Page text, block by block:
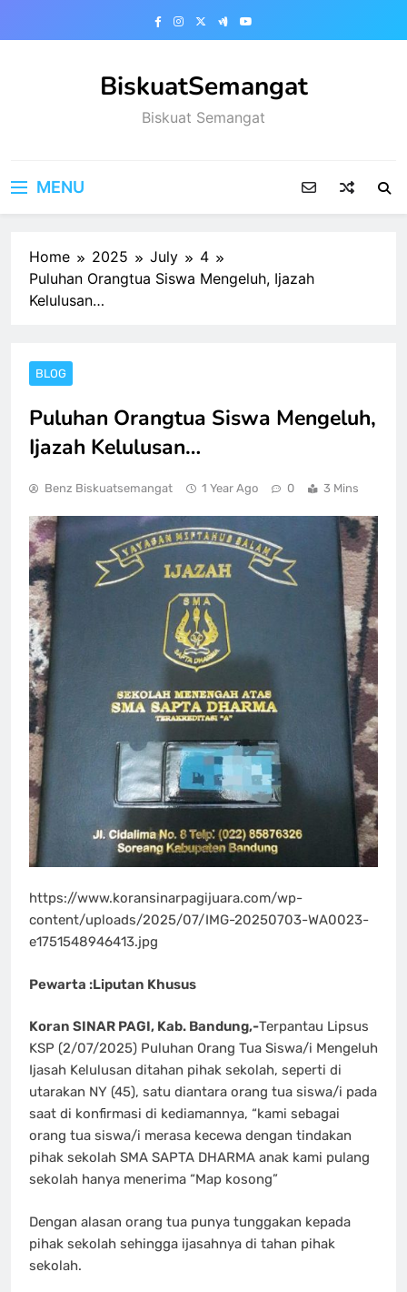
BiskuatSemangat
Biskuat Semangat
MENU
Home 2025 July
4
Puluhan Orangtua Siswa Mengeluh, Ijazah
Kelulusan…
BLOG
Puluhan Orangtua Siswa Mengeluh,
Ijazah Kelulusan…
Benz Biskuatsemangat 1 Year Ago 0 3 Mins
https://www.koransinarpagijuara.com/wp-
content/uploads/2025/07/IMG-20250703-WA0023-
e1751548946413.jpg
Pewarta :Liputan Khusus
Koran SINAR PAGI, Kab. Bandung,-Terpantau Lipsus
KSP (2/07/2025) Puluhan Orang Tua Siswa/i Mengeluh
Ijasah Kelulusan ditahan pihak sekolah, seperti di
utarakan NY (45), satu diantara orang tua siswa/i pada
saat di konfirmasi di kediamannya, “kami sebagai
orang tua siswa/i merasa kecewa dengan tindakan
pihak sekolah SMA SAPTA DHARMA anak kami pulang
sekolah hanya menerima “Map kosong”
Dengan alasan orang tua punya tunggakan kepada
pihak sekolah sehingga ijasahnya di tahan pihak
sekolah.